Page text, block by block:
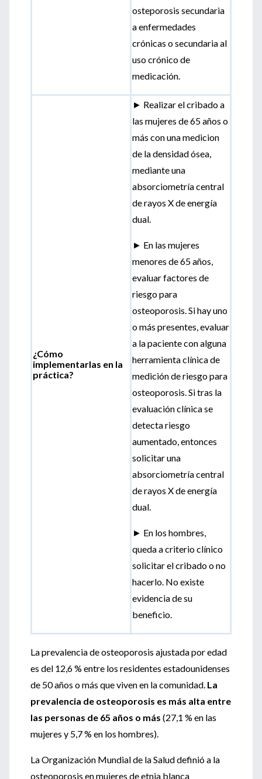
osteporosis secundaria
a enfermedades
crónicas o secundaria al
uso crónico de
medicación.
¿Cómo
implementarlas en la
práctica?
► Realizar el cribado a
las mujeres de 65 años o
más con una medicion
de la densidad ósea,
mediante una
absorciometría central
de rayos X de energía
dual.
► En las mujeres
menores de 65 años,
evaluar factores de
riesgo para
osteoporosis. Si hay uno
o más presentes, evaluar
a la paciente con alguna
herramienta clínica de
medición de riesgo para
osteoporosis. Si tras la
evaluación clínica se
detecta riesgo
aumentado, entonces
solicitar una
absorciometría central
de rayos X de energía
dual.
► En los hombres,
queda a criterio clínico
solicitar el cribado o no
hacerlo. No existe
evidencia de su
beneficio.
La prevalencia de osteoporosis ajustada por edad
es del 12,6 % entre los residentes estadounidenses
de 50 años o más que viven en la comunidad. La
prevalencia de osteoporosis es más alta entre
las personas de 65 años o más (27,1 % en las
mujeres y 5,7 % en los hombres).
La Organización Mundial de la Salud definió a la
osteoporosis en mujeres de etnia blanca